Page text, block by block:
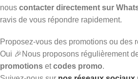
nous contacter directement sur
ravis de vous répondre rapidement.
Proposez-vous des promotions ou des
Oui 🎉Nous proposons régulièrement
promotions etcodes promo.